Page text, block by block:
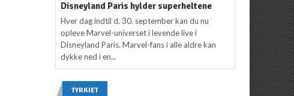
Disneyland Paris hylder superheltene
Hver dag indtil d. 30. september kan du nu
opleve Marvel-universet i levende live i
Disneyland Paris. Marvel-fans i alle aldre kan
dykke ned i en...
TYRKIET